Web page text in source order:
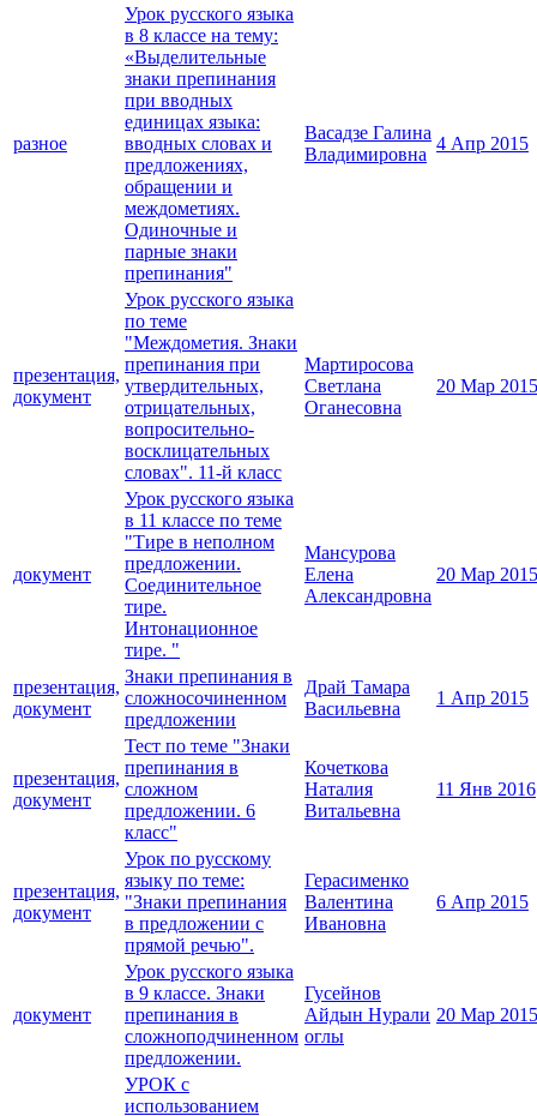
разное
Урок русского языка
в 8 классе на тему:
«Выделительные
знаки препинания
при вводных
единицах языка:
вводных словах и
предложениях,
обращении и
междометиях.
Одиночные и
парные знаки
препинания"
Васадзе Галина
Владимировна
4 Апр 2015
презентация,
документ
Урок русского языка
по теме
"Междометия. Знаки
препинания при
утвердительных,
отрицательных,
вопросительно-
восклицательных
словах". 11-й класс
Мартиросова
Светлана
Оганесовна
20 Мар 2015
документ
Урок русского языка
в 11 классе по теме
"Тире в неполном
предложении.
Соединительное
тире.
Интонационное
тире. "
Мансурова
Елена
Александровна
20 Мар 2015
презентация,
документ
Знаки препинания в
сложносочиненном
предложении
Драй Тамара
Васильевна
1 Апр 2015
презентация,
документ
Тест по теме "Знаки
препинания в
сложном
предложении. 6
класс"
Кочеткова
Наталия
Витальевна
11 Янв 2016
презентация,
документ
Урок по русскому
языку по теме:
"Знаки препинания
в предложении с
прямой речью".
Герасименко
Валентина
Ивановна
6 Апр 2015
документ
Урок русского языка
в 9 классе. Знаки
препинания в
сложноподчиненном
предложении.
Гусейнов
Айдын Нурали
оглы
20 Мар 2015
УРОК с
использованием